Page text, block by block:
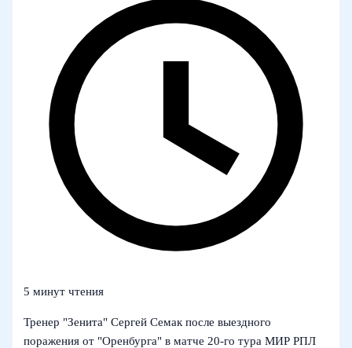
5 минут чтения
Тренер "Зенита" Сергей Семак после выездного
поражения от "Оренбурга" в матче 20‑го тура МИР РПЛ